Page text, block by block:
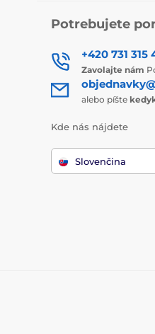
Potrebujete
+420 731 315
Zavolajte nám
alebo píšte
Kde nás nájdete
Slovenčina